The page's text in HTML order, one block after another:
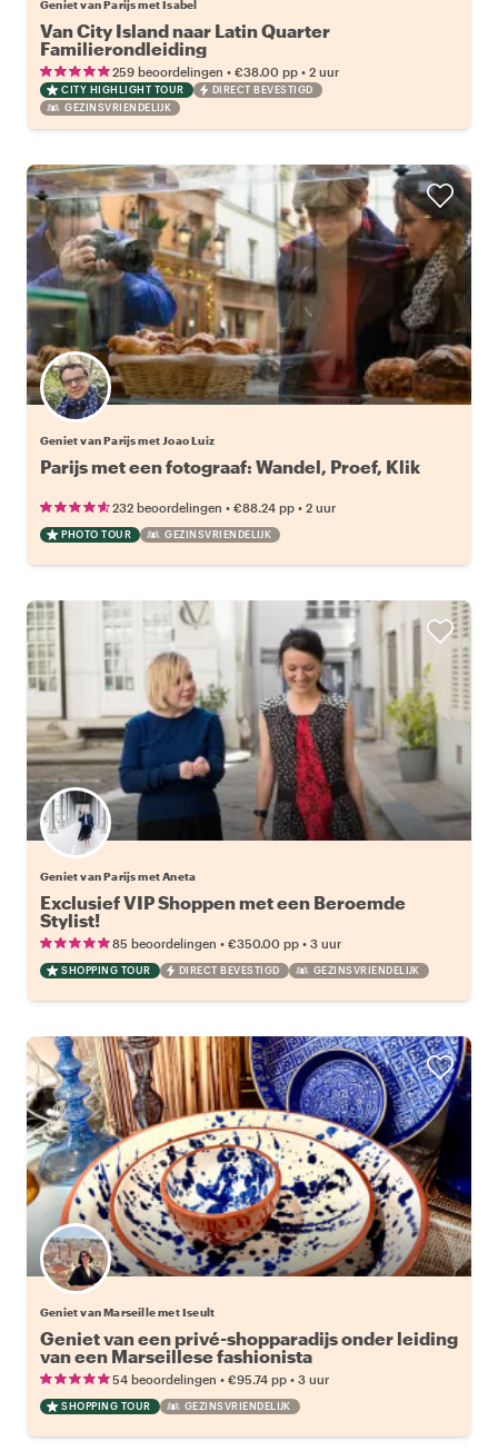
Geniet van Parijs met Isabel
Van City Island naar Latin Quarter
Familierondleiding
259 beoordelingen • €38.00 pp • 2 uur
CITY HIGHLIGHT TOUR
DIRECT BEVESTIGD
GEZINSVRIENDELIJK
Geniet van Parijs met Joao Luiz
Parijs met een fotograaf: Wandel, Proef, Klik
232 beoordelingen • €88.24 pp • 2 uur
PHOTO TOUR GEZINSVRIENDELIJK
Geniet van Parijs met Aneta
Exclusief VIP Shoppen met een Beroemde
Stylist!
85 beoordelingen • €350.00 pp • 3 uur
SHOPPING TOUR DIRECT BEVESTIGD GEZINSVRIENDELIJK
Geniet van Marseille met Iseult
Geniet van een privé-shopparadijs onder leiding
van een Marseillese fashionista
54 beoordelingen • €95.74 pp • 3 uur
SHOPPING TOUR GEZINSVRIENDELIJK